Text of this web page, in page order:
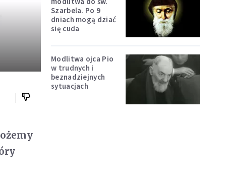
Szarbela. Po 9
dniach mogą dziać
się cuda
Modlitwa ojca Pio
w trudnych i
beznadziejnych
sytuacjach